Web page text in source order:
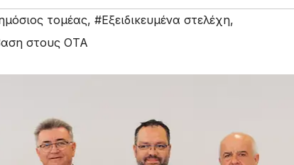
τομέας, #Εξειδικευμένα στελέχη,
στους ΟΤΑ